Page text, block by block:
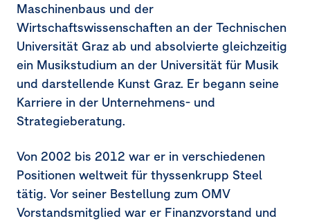
Maschinenbaus und der
Wirtschaftswissenschaften an der Technischen
Universität Graz ab und absolvierte gleichzeitig
ein Musikstudium an der Universität für Musik
und darstellende Kunst Graz. Er begann seine
Karriere in der Unternehmens- und
Strategieberatung.
Von 2002 bis 2012 war er in verschiedenen
Positionen weltweit für thyssenkrupp Steel
tätig. Vor seiner Bestellung zum OMV
Vorstandsmitglied war er Finanzvorstand und